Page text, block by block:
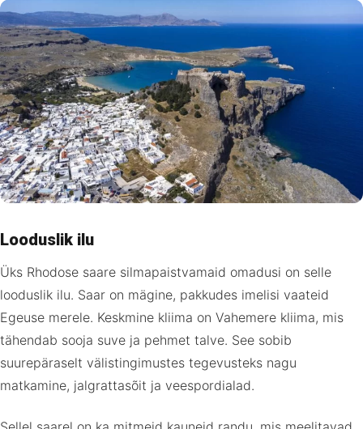
Looduslik ilu
Üks Rhodose saare silmapaistvamaid omadusi on selle
looduslik ilu. Saar on mägine, pakkudes imelisi vaateid
Egeuse merele. Keskmine kliima on Vahemere kliima, mis
tähendab sooja suve ja pehmet talve. See sobib
suurepäraselt välistingimustes tegevusteks nagu
matkamine, jalgrattasõit ja veespordialad.